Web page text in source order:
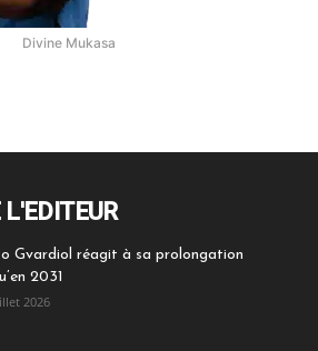
Divine Mukasa
Gvardiol réagit à sa prolongation
2031
2026